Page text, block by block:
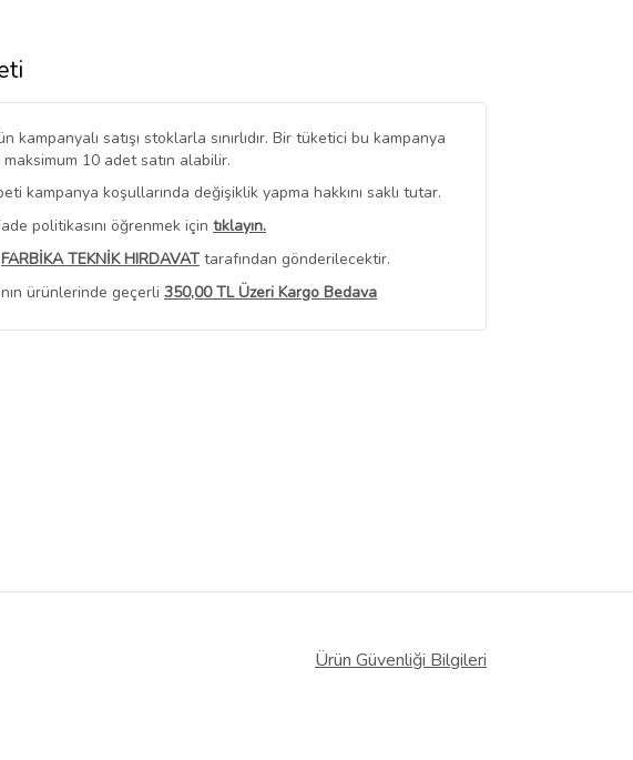
kampanyalı satışı stoklarla sınırlıdır. Bir tüketici bu kampanya
10 adet satın alabilir.
kampanya koşullarında değişiklik yapma hakkını saklı tutar.
politikasını öğrenmek için tıklayın.
FARBİKA TEKNİK HIRDAVAT tarafından gönderilecektir.
ürünlerinde geçerli 350,00 TL Üzeri Kargo Bedava
Tüm Ürünlerini Görüntüle
Ürün Güvenliği Bilgileri